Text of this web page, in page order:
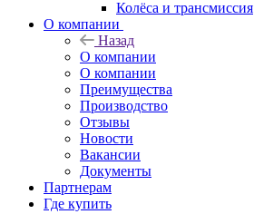
Колёса и трансмиссия
О компании
Назад
О компании
О компании
Преимущества
Производство
Отзывы
Новости
Вакансии
Документы
Партнерам
Где купить